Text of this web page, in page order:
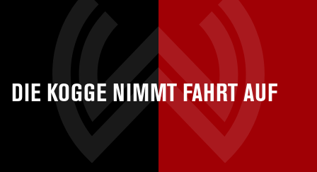
DIE KOGGE NIMMT FAHRT AUF